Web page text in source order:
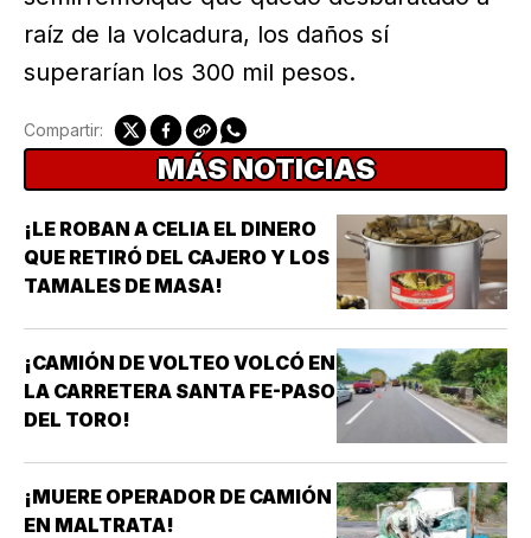
raíz de la volcadura, los daños sí
superarían los 300 mil pesos.
Compartir:
MÁS NOTICIAS
¡LE ROBAN A CELIA EL DINERO
QUE RETIRÓ DEL CAJERO Y LOS
TAMALES DE MASA!
¡CAMIÓN DE VOLTEO VOLCÓ EN
LA CARRETERA SANTA FE-PASO
DEL TORO!
¡MUERE OPERADOR DE CAMIÓN
EN MALTRATA!